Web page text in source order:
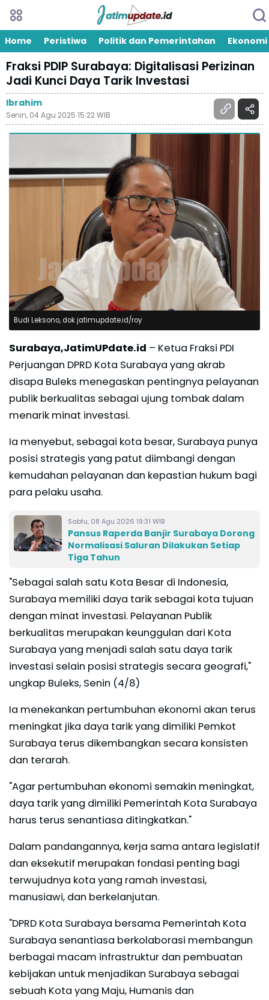
Home Peristiwa Politik dan Pemerintahan Ekonomi
Fraksi PDIP Surabaya: Digitalisasi Perizinan
Jadi Kunci Daya Tarik Investasi
Ibrahim
Senin, 04 Agu 2025 15:22 WIB
Budi Leksono, dok jatimupdate.id/roy
Surabaya,JatimUPdate.id – Ketua Fraksi PDI
Perjuangan DPRD Kota Surabaya yang akrab
disapa Buleks menegaskan pentingnya pelayanan
publik berkualitas sebagai ujung tombak dalam
menarik minat investasi.
Ia menyebut, sebagai kota besar, Surabaya punya
posisi strategis yang patut diimbangi dengan
kemudahan pelayanan dan kepastian hukum bagi
para pelaku usaha.
Sabtu, 08 Agu 2026 19:31 WIB
Pansus Raperda Banjir Surabaya Dorong
Normalisasi Saluran Dilakukan Setiap
Tiga Tahun
"Sebagai salah satu Kota Besar di Indonesia,
Surabaya memiliki daya tarik sebagai kota tujuan
dengan minat investasi. Pelayanan Publik
berkualitas merupakan keunggulan dari Kota
Surabaya yang menjadi salah satu daya tarik
investasi selain posisi strategis secara geografi,"
ungkap Buleks, Senin (4/8)
Ia menekankan pertumbuhan ekonomi akan terus
meningkat jika daya tarik yang dimiliki Pemkot
Surabaya terus dikembangkan secara konsisten
dan terarah.
"Agar pertumbuhan ekonomi semakin meningkat,
daya tarik yang dimiliki Pemerintah Kota Surabaya
harus terus senantiasa ditingkatkan."
Dalam pandangannya, kerja sama antara legislatif
dan eksekutif merupakan fondasi penting bagi
terwujudnya kota yang ramah investasi,
manusiawi, dan berkelanjutan.
"DPRD Kota Surabaya bersama Pemerintah Kota
Surabaya senantiasa berkolaborasi membangun
berbagai macam infrastruktur dan pembuatan
kebijakan untuk menjadikan Surabaya sebagai
sebuah Kota yang Maju, Humanis dan